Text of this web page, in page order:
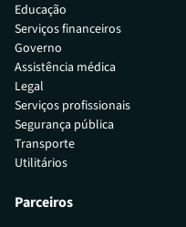
Educação
Serviços financeiros
Governo
Assistência médica
Legal
Serviços profissionais
Segurança pública
Transporte
Utilitários
Parceiros